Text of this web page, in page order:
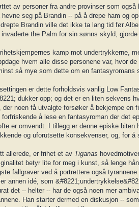
av personer fra andre provinser som
seg på Brandin -- på å drepe ham og
Brandin ville det ikke ta lang tid før
the Palm for sin sønns skyld,
kamp mot undertrykkerne,
hvem alle disse personene var, hvor
så mye som dette om en fantasyromans
er dette forholdsvis vanlig Low
dukker opp; og det er en liten sekvens
noen få utvalgte forsøker å bekjempe en
forfriskende å lese en fantasyroman der det
er omvendt. I tillegg er denne episke
og uforutsette konsekvenser, og, for
allerede, er frihet et av Tiganas
betyr lite for meg i kunst, så lenge
fallgraver ved å portrettere også
annen idé, som
det -- helter -- har de også noen mer
Han starter dermed en diskusjon --